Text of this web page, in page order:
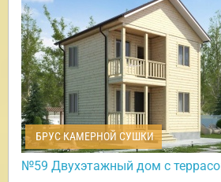
БРУС КАМЕРНОЙ СУШКИ
№59 Двухэтажный дом с